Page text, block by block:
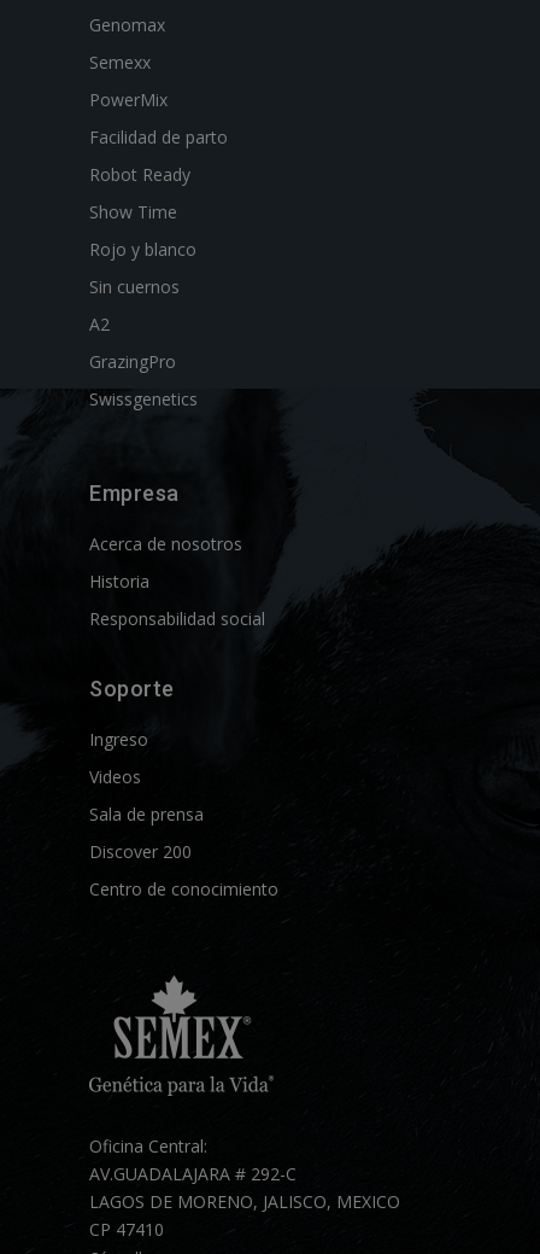
Genomax
Semexx
PowerMix
Facilidad de parto
Robot Ready
Show Time
Rojo y blanco
Sin cuernos
A2
GrazingPro
Swissgenetics
Empresa
Acerca de nosotros
Historia
Responsabilidad social
Soporte
Ingreso
Videos
Sala de prensa
Discover 200
Centro de conocimiento
Oficina Central:
AV.GUADALAJARA # 292-C
LAGOS DE MORENO, JALISCO, MEXICO
CP 47410